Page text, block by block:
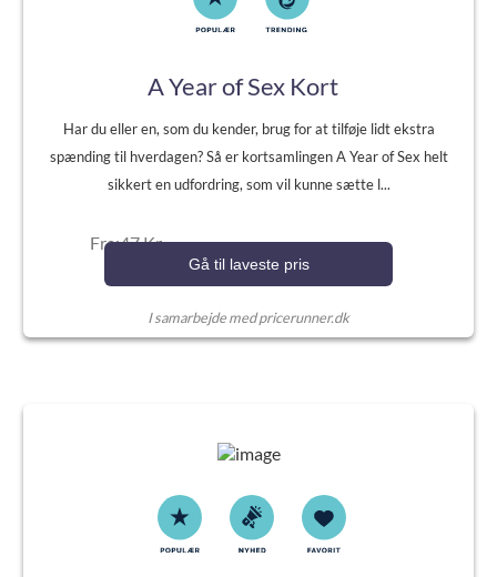
A Year of Sex Kort
Har du eller en, som du kender, brug for at tilføje lidt ekstra
spænding til hverdagen? Så er kortsamlingen A Year of Sex helt
sikkert en udfordring, som vil kunne sætte l...
Fra:47 Kr.
Gå til laveste pris
I samarbejde med pricerunner.dk